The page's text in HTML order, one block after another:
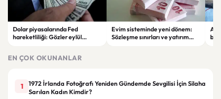
Dolar piyasalarında Fed
hareketliliği: Gözler eylül
Evim sisteminde yeni dönem:
Sözleşme sınırları ve yatırım
EN ÇOK OKUNANLAR
1
1972 İrlanda Fotoğrafı Yeniden Gündemde Sevgilisi İçin Silaha
Sarılan Kadın Kimdir?